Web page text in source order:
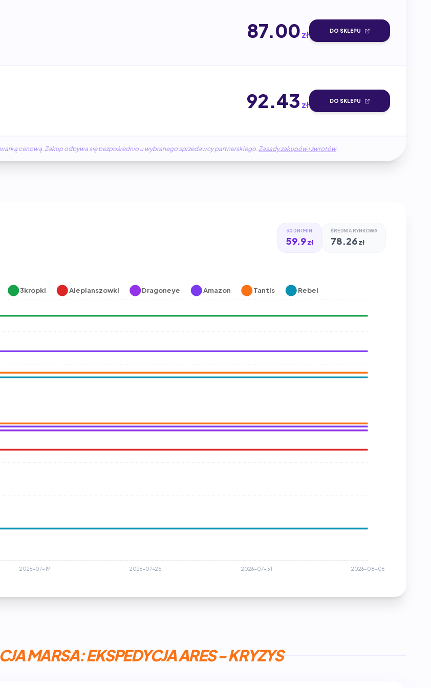
87.00zł DO SKLEPU
92.43 zł DO SKLEPU
cenową. Zakup odbywa się bezpośrednio u wybranego sprzedawcy partnerskiego.Zasady zakupów i zwrotów.
30 DNI MIN.
59.9 zł
ŚREDNIA RYNKOWA
78.26 zł
MARSA: EKSPEDYCJA ARES - KRYZYS